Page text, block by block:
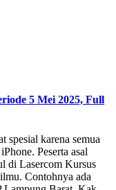
5 Mei 2025, Full
spesial karena semua
Peserta asal
di Lasercom Kursus
Contohnya ada